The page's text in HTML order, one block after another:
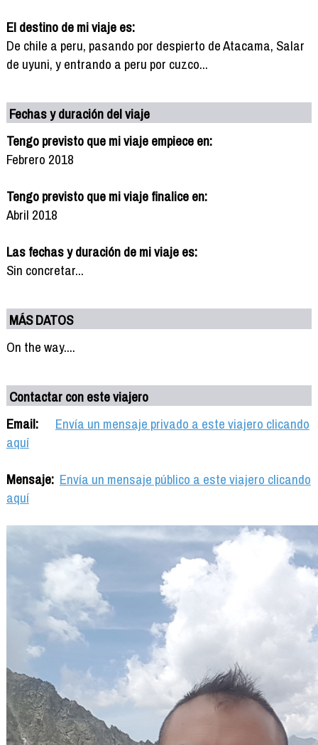
El destino de mi viaje es:
De chile a peru, pasando por despierto de Atacama, Salar
de uyuni, y entrando a peru por cuzco...
Fechas y duración del viaje
Tengo previsto que mi viaje empiece en:
Febrero 2018
Tengo previsto que mi viaje finalice en:
Abril 2018
Las fechas y duración de mi viaje es:
Sin concretar...
MÁS DATOS
On the way....
Contactar con este viajero
Email:
Envía un mensaje privado a este viajero clicando
aquí
Mensaje: Envía un mensaje público a este viajero clicando
aquí